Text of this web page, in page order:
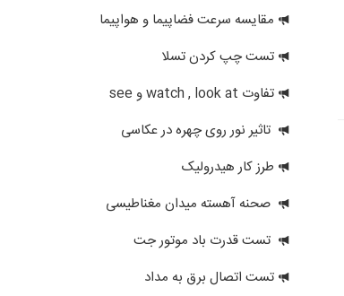
مقایسه سرعت فضاپیما و هواپیما
تست چپ کردن تسلا
تفاوت watch , look at و see
تاثیر نور روی چهره در عکاسی
طرز کار هیدرولیک
صحنه آهسته میدان مغناطیسی
تست قدرت باد موتور جت
تست اتصال برق به مداد